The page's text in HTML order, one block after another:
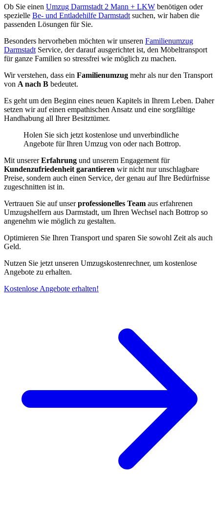
Ob Sie einen Umzug Darmstadt 2 Mann + LKW benötigen oder
spezielle Be- und Entladehilfe Darmstadt suchen, wir haben die
passenden Lösungen für Sie.
Besonders hervorheben möchten wir unseren Familienumzug
Darmstadt Service, der darauf ausgerichtet ist, den Möbeltransport
für ganze Familien so stressfrei wie möglich zu machen.
Wir verstehen, dass ein Familienumzug mehr als nur den Transport
von A nach B bedeutet.
Es geht um den Beginn eines neuen Kapitels in Ihrem Leben. Daher
setzen wir auf einen empathischen Ansatz und eine sorgfältige
Handhabung all Ihrer Besitztümer.
Holen Sie sich jetzt kostenlose und unverbindliche
Angebote für Ihren Umzug von oder nach Bottrop.
Mit unsererErfahrung und unserem Engagement für
Kundenzufriedenheit garantieren wir nicht nur unschlagbare
Preise, sondern auch einen Service, der genau auf Ihre Bedürfnisse
zugeschnitten ist in.
Vertrauen Sie auf unserprofessionelles Team aus erfahrenen
Umzugshelfern aus Darmstadt, um Ihren Wechsel nach Bottrop so
angenehm wie möglich zu gestalten.
Optimieren Sie Ihren Transport und sparen Sie sowohl Zeit als auch
Geld.
Nutzen Sie jetzt unseren Umzugskostenrechner, um kostenlose
Angebote zu erhalten.
Kostenlose Angebote erhalten!